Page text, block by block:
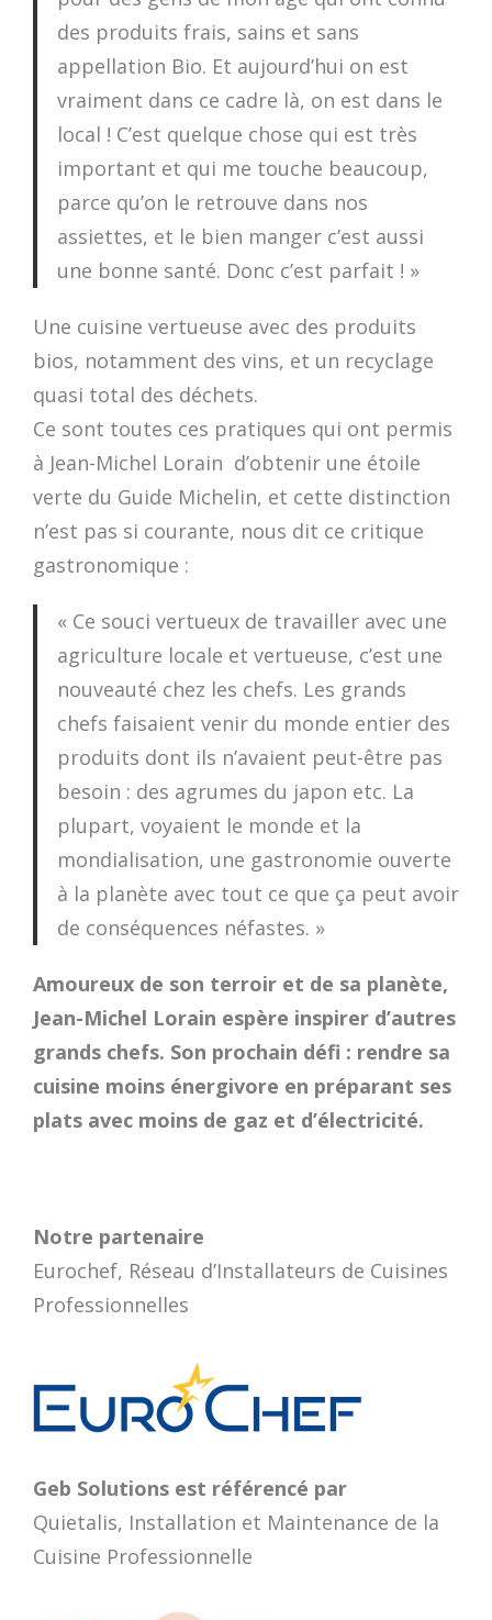
des produits frais, sains et sans
appellation Bio. Et aujourd’hui on est
vraiment dans ce cadre là, on est dans le
local ! C’est quelque chose qui est très
important et qui me touche beaucoup,
parce qu’on le retrouve dans nos
assiettes, et le bien manger c’est aussi
une bonne santé. Donc c’est parfait ! »
Une cuisine vertueuse avec des produits
bios, notamment des vins, et un recyclage
quasi total des déchets.
Ce sont toutes ces pratiques qui ont permis
à Jean-Michel Lorain d’obtenir une étoile
verte du Guide Michelin, et cette distinction
n’est pas si courante, nous dit ce critique
gastronomique :
« Ce souci vertueux de travailler avec une
agriculture locale et vertueuse, c’est une
nouveauté chez les chefs. Les grands
chefs faisaient venir du monde entier des
produits dont ils n’avaient peut-être pas
besoin : des agrumes du japon etc. La
plupart, voyaient le monde et la
mondialisation, une gastronomie ouverte
à la planète avec tout ce que ça peut avoir
de conséquences néfastes. »
Amoureux de son terroir et de sa planète,
Jean-Michel Lorain espère inspirer d’autres
grands chefs. Son prochain défi : rendre sa
cuisine moins énergivore en préparant ses
plats avec moins de gaz et d’électricité.
Notre partenaire
Eurochef, Réseau d’Installateurs de Cuisines
Professionnelles
Geb Solutions est référencé par
Quietalis, Installation et Maintenance de la
Cuisine Professionnelle